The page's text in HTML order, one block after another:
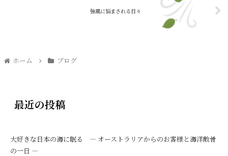
強風に悩まされる日々
ホーム ブログ
最近の投稿
大好きな日本の海に眠る ― オーストラリアからのお客様と海洋散骨
の一日 ―